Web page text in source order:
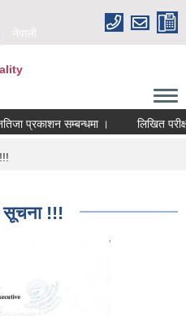
नेपाली
प्रकाशन सम्बन्धमा । लिखित
सूचना !!!